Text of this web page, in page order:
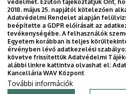
Adatvédelem
védelmét. Ezúton tájékoztatjuk Önt,
2018. május 25. napjától kötelezően
Adatvédelmi Rendelet alapján
beépítette a GDPR előírásait az
tevékenységébe. A felhasználók
Egyetem korábban is teljes
érvényben lévő adatkezelési
követve frissítettük Adatvédelmi
alábbi linkre kattintva olvashat el:
Kancellária WAV Központ
További információk